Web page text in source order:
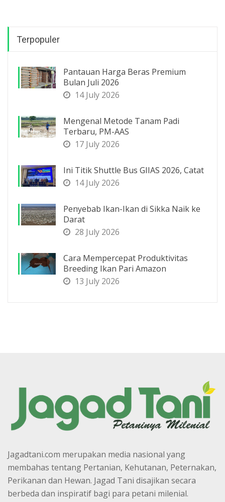
Terpopuler
Pantauan Harga Beras Premium
Bulan Juli 2026
14 July 2026
Mengenal Metode Tanam Padi
Terbaru, PM-AAS
17 July 2026
Ini Titik Shuttle Bus GIIAS 2026, Catat
14 July 2026
Penyebab Ikan-Ikan di Sikka Naik ke
Darat
28 July 2026
Cara Mempercepat Produktivitas
Breeding Ikan Pari Amazon
13 July 2026
Jagadtani.com merupakan media nasional yang
membahas tentang Pertanian, Kehutanan, Peternakan,
Perikanan dan Hewan. Jagad Tani disajikan secara
berbeda dan inspiratif bagi para petani milenial.